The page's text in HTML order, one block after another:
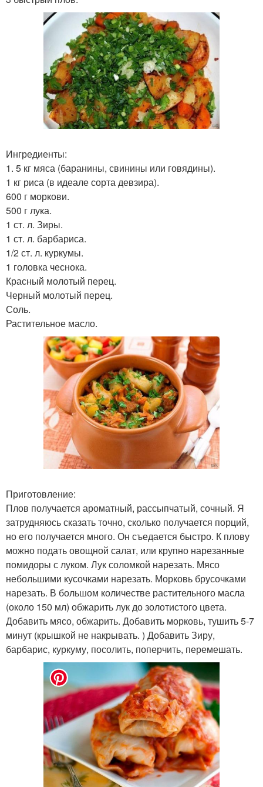
Ингредиенты:
1. 5 кг мяса (баранины, свинины или говядины).
1 кг риса (в идеале сорта девзира).
600 г моркови.
500 г лука.
1 ст. л. Зиры.
1 ст. л. барбариса.
1/2 ст. л. куркумы.
1 головка чеснока.
Красный молотый перец.
Черный молотый перец.
Соль.
Растительное масло.
Приготовление:
Плов получается ароматный, рассыпчатый, сочный. Я
затрудняюсь сказать точно, сколько получается порций,
но его получается много. Он съедается быстро. К плову
можно подать овощной салат, или крупно нарезанные
помидоры с луком. Лук соломкой нарезать. Мясо
небольшими кусочками нарезать. Морковь брусочками
нарезать. В большом количестве растительного масла
(около 150 мл) обжарить лук до золотистого цвета.
Добавить мясо, обжарить. Добавить морковь, тушить 5-7
минут (крышкой не накрывать. ) Добавить Зиру,
барбарис, куркуму, посолить, поперчить, перемешать.